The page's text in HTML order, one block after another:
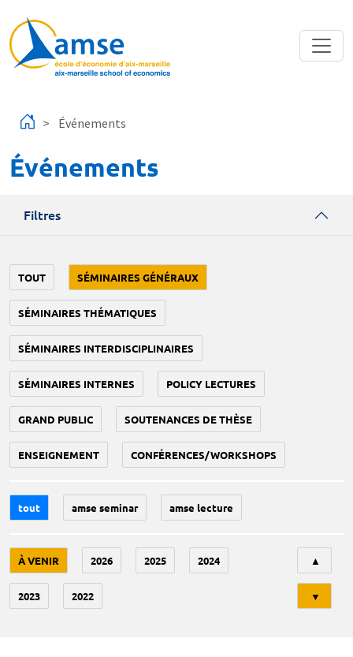
Événements
Événements
Filtres
TOUT SÉMINAIRES GÉNÉRAUX
SÉMINAIRES THÉMATIQUES
SÉMINAIRES INTERDISCIPLINAIRES
SÉMINAIRES INTERNES POLICY LECTURES
GRAND PUBLIC SOUTENANCES DE THÈSE
ENSEIGNEMENT CONFÉRENCES/WORKSHOPS
tout amse seminar amse lecture
À VENIR 2026 2025 2024
2023 2022
▲
▼